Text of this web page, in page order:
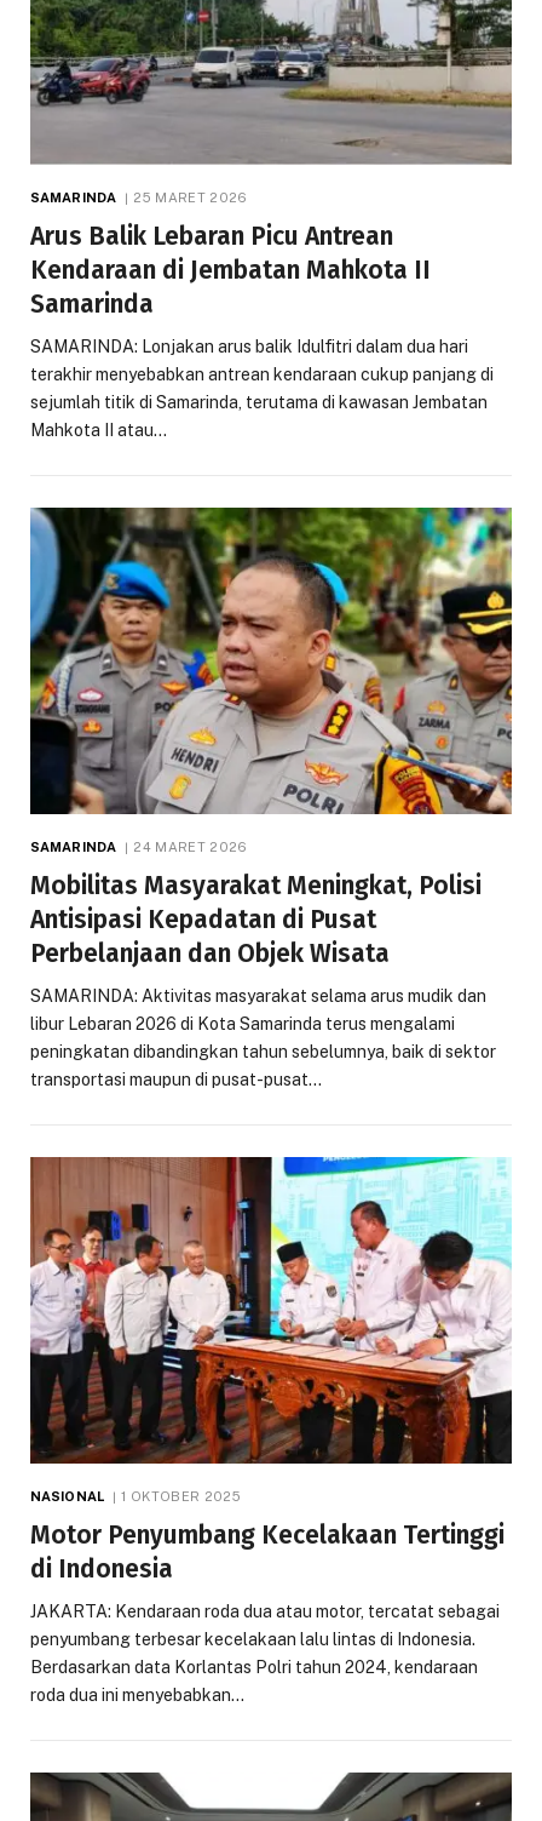
SAMARINDA 25 MARET 2026
Arus Balik Lebaran Picu Antrean
Kendaraan di Jembatan Mahkota II
Samarinda
SAMARINDA: Lonjakan arus balik Idulfitri dalam dua hari
terakhir menyebabkan antrean kendaraan cukup panjang di
sejumlah titik di Samarinda, terutama di kawasan Jembatan
Mahkota II atau…
SAMARINDA 24 MARET 2026
Mobilitas Masyarakat Meningkat, Polisi
Antisipasi Kepadatan di Pusat
Perbelanjaan dan Objek Wisata
SAMARINDA: Aktivitas masyarakat selama arus mudik dan
libur Lebaran 2026 di Kota Samarinda terus mengalami
peningkatan dibandingkan tahun sebelumnya, baik di sektor
transportasi maupun di pusat-pusat…
NASIONAL 1 OKTOBER 2025
Motor Penyumbang Kecelakaan Tertinggi
di Indonesia
JAKARTA: Kendaraan roda dua atau motor, tercatat sebagai
penyumbang terbesar kecelakaan lalu lintas di Indonesia.
Berdasarkan data Korlantas Polri tahun 2024, kendaraan
roda dua ini menyebabkan…